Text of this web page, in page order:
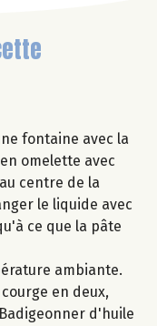
fontaine avec la
omelette avec
centre de la
le liquide avec
ce que la pâte
ambiante.
en deux,
d'huile